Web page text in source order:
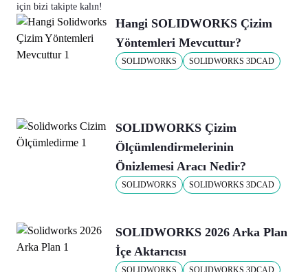
için bizi takipte kalın!
Hangi SOLIDWORKS Çizim
Yöntemleri Mevcuttur?
SOLIDWORKS SOLIDWORKS 3DCAD
SOLIDWORKS Çizim
Ölçümlendirmelerinin
Önizlemesi Aracı Nedir?
SOLIDWORKS SOLIDWORKS 3DCAD
SOLIDWORKS 2026 Arka Plan
İçe Aktarıcısı
SOLIDWORKS SOLIDWORKS 3DCAD